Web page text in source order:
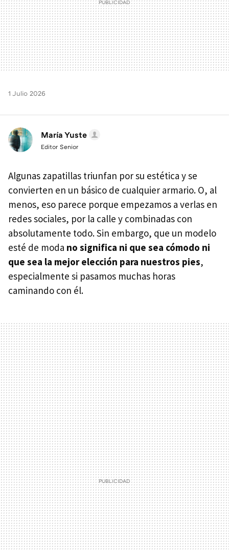
1 Julio 2026
María Yuste
Editor Senior
Algunas zapatillas triunfan por su estética y se
convierten en un básico de cualquier armario. O, al
menos, eso parece porque empezamos a verlas en
redes sociales, por la calle y combinadas con
absolutamente todo. Sin embargo, que un modelo
esté de moda no significa ni que sea cómodo ni
que sea la mejor elección para nuestros pies,
especialmente si pasamos muchas horas
caminando con él.